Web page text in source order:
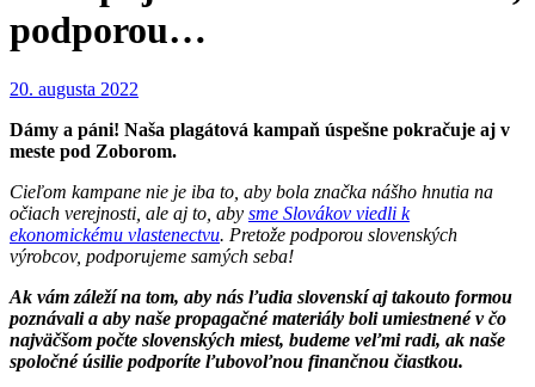
podporou…
20. augusta 2022
Dámy a páni! Naša plagátová kampaň úspešne pokračuje aj v
meste pod Zoborom.
Cieľom kampane nie je iba to, aby bola značka nášho hnutia na
očiach verejnosti, ale aj to, aby sme Slovákov viedli k
ekonomickému vlastenectvu. Pretože podporou slovenských
výrobcov, podporujeme samých seba!
Ak vám záleží na tom, aby nás ľudia slovenskí aj takouto formou
poznávali a aby naše propagačné materiály boli umiestnené v čo
najväčšom počte slovenských miest, budeme veľmi radi, ak naše
spoločné úsilie podporíte ľubovoľnou finančnou čiastkou.